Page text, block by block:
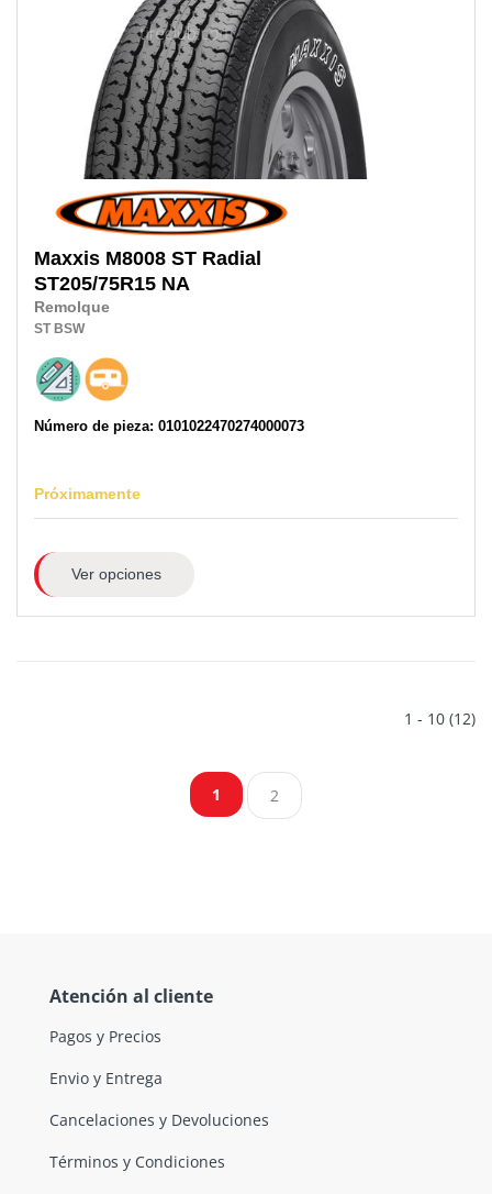
Maxxis M8008 ST Radial
ST205/75R15 NA
Remolque
ST BSW
Número de pieza: 0101022470274000073
Próximamente
Ver opciones
1 - 10 (12)
1 2
Atención al cliente
Pagos y Precios
Envio y Entrega
Cancelaciones y Devoluciones
Términos y Condiciones